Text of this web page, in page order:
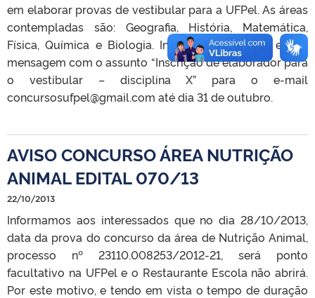
em elaborar provas de vestibular para a UFPel. As áreas
contempladas são: Geografia, História, Matemática,
Física, Química e Biologia. Interessados devem enviar
mensagem com o assunto “Inscrição de elaborador para
o vestibular – disciplina X” para o e-mail
concursosufpel@gmail.com até dia 31 de outubro.
AVISO CONCURSO ÁREA NUTRIÇÃO
ANIMAL EDITAL 070/13
22/10/2013
Informamos aos interessados que no dia 28/10/2013,
data da prova do concurso da área de Nutrição Animal,
processo nº 23110.008253/2012-21, será ponto
facultativo na UFPel e o Restaurante Escola não abrirá.
Por este motivo, e tendo em vista o tempo de duração